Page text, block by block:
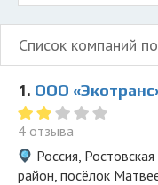
Список компаний
1. ООО
4 отзыва
Россия,
район, посёлок